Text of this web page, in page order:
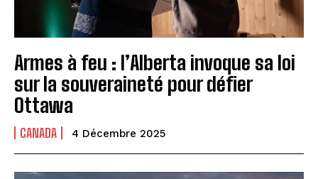
Armes à feu : l’Alberta invoque sa loi
sur la souveraineté pour défier
Ottawa
CANADA 4 Décembre 2025